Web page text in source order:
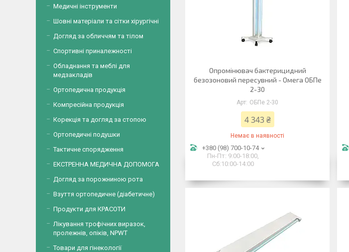
Опромінювач бактерицидний
безозоновий пересувний - Омега ОБПе
2-30
ОБПе 2-30
4 343 ₴
Немає в наявності
+380 (98) 700-10-74
Пн-Пт: 9:00-18:00,
Сб:10:00-14:00
Медичні інструменти
Шовні матеріали та сітки хірургічні
Догляд за обличчям та тілом
Спортивні приналежності
Обладнання та меблі для
медзакладів
Ортопедична продукція
Компресійна продукція
Корекція та догляд за стопою
Ортопедичні подушки
Тактичне спорядження
ЕКСТРЕННА МЕДИЧНА ДОПОМОГА
Догляд за порожниною рота
Взуття ортопедичне (діабетичне)
Продукти для КРАСОТИ
Лікування трофічних виразок,
пролежнів, опіків, NPWT
Товари для гінекології